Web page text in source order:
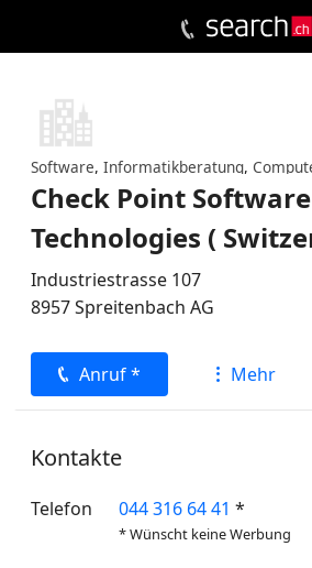
Software, Informatikberatung,
Check Point Software
Technologies (
Industriestrasse 107
8957Spreitenbach AG
Anruf * Mehr
Kontakte
Telefon 044 316 64 41 *
* Wünscht keine Werbung